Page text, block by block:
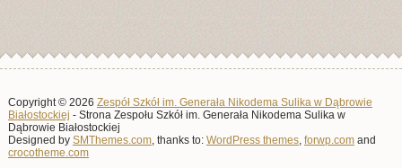
Copyright © 2026 Zespół Szkół im. Generała Nikodema Sulika w Dąbrowie
Białostockiej - Strona Zespołu Szkół im. Generała Nikodema Sulika w
Dąbrowie Białostockiej
Designed by SMThemes.com, thanks to: WordPress themes, forwp.comand
crocotheme.com